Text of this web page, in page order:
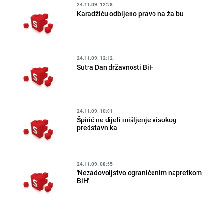
24.11.09. 12:28
Karadžiću odbijeno pravo na žalbu
24.11.09. 12:12
Sutra Dan državnosti BiH
24.11.09. 10:01
Špirić ne dijeli mišljenje visokog
predstavnika
24.11.09. 08:55
'Nezadovoljstvo ograničenim napretkom
BiH'